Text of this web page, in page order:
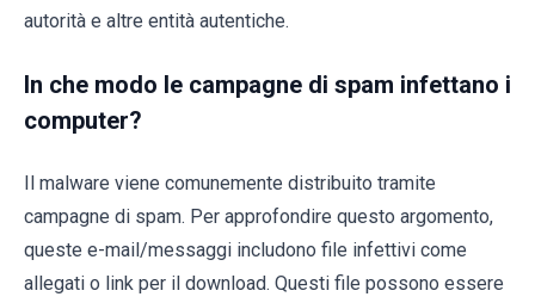
autorità e altre entità autentiche.
In che modo le campagne di spam infettano i
computer?
Il malware viene comunemente distribuito tramite
campagne di spam. Per approfondire questo argomento,
queste e-mail/messaggi includono file infettivi come
allegati o link per il download. Questi file possono essere